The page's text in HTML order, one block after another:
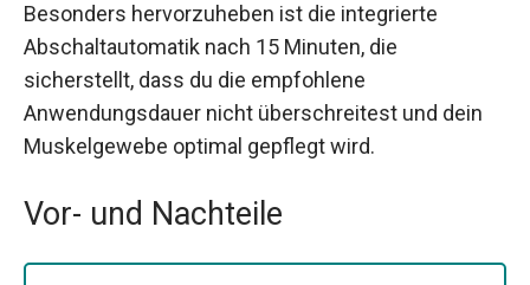
Besonders hervorzuheben ist die integrierte
Abschaltautomatik nach 15 Minuten, die
sicherstellt, dass du die empfohlene
Anwendungsdauer nicht überschreitest und dein
Muskelgewebe optimal gepflegt wird.
Vor- und Nachteile